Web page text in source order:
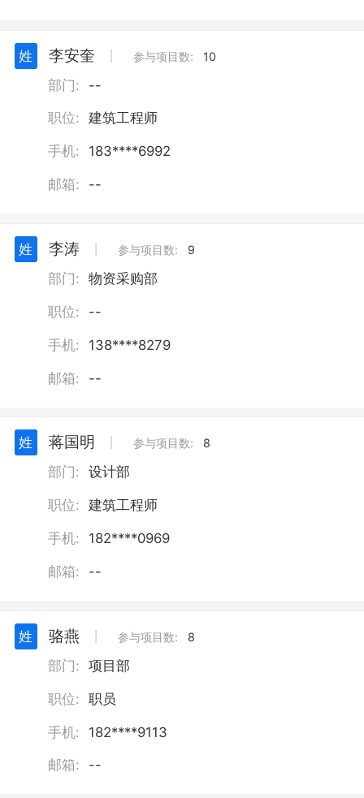
姓 李安奎 参与项目数: 10
部门: --
职位: 建筑工程师
手机: 183****6992
邮箱: --
姓 李涛 参与项目数: 9
部门: 物资采购部
职位: --
手机: 138****8279
邮箱: --
姓 蒋国明 参与项目数: 8
部门: 设计部
职位: 建筑工程师
手机: 182****0969
邮箱: --
姓 骆燕 参与项目数: 8
部门: 项目部
职位: 职员
手机: 182****9113
邮箱: --